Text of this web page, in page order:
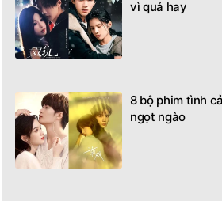
vì quá hay
8 bộ phim tình
ngọt ngào